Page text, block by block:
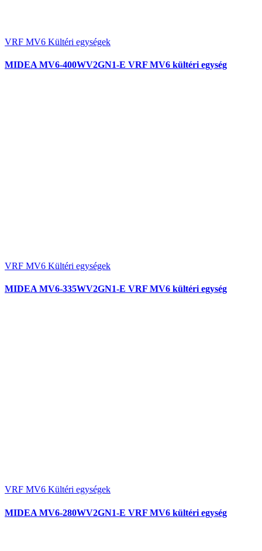
VRF MV6 Kültéri egységek
MIDEA MV6-400WV2GN1-E VRF MV6 kültéri egység
VRF MV6 Kültéri egységek
MIDEA MV6-335WV2GN1-E VRF MV6 kültéri egység
VRF MV6 Kültéri egységek
MIDEA MV6-280WV2GN1-E VRF MV6 kültéri egység